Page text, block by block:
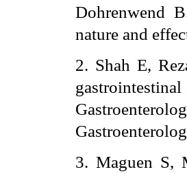
Dohrenwend
nature and
2. Shah E,
gastrointestinal
3. Maguen S,